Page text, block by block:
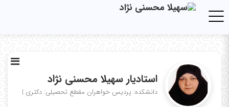
Toggle navigation
استادیار سهیلا محسنی نژاد
دانشکده: پردیس خواهران مقطع تحصیلی: دکتری |